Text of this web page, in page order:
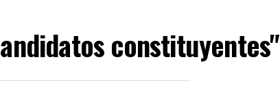
constituyentes"